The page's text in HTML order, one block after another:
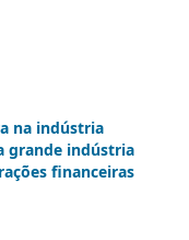
na indústria
grande indústria
financeiras